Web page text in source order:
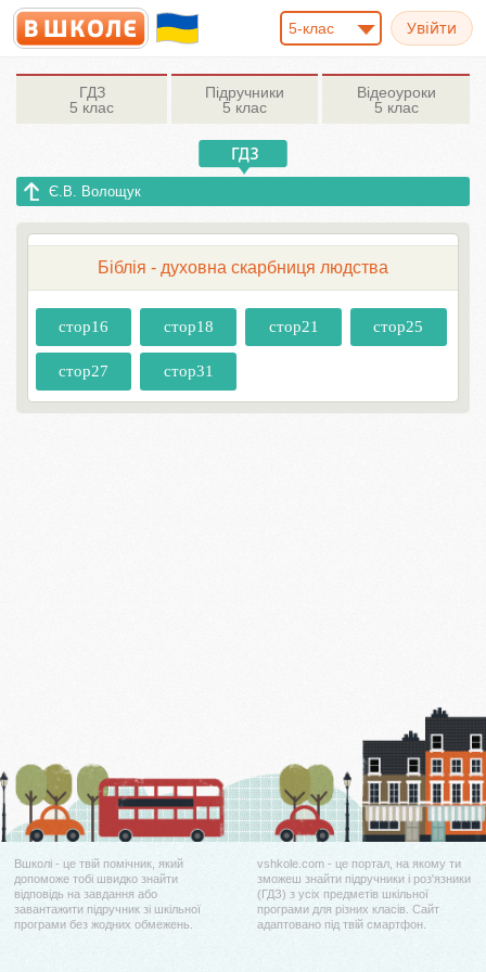
5-клас
ГДЗ
5 клас
Підручники
5 клас
Відеоуроки
5 клас
Є.В. Волощук
Біблія - духовна скарбниця людства
стор16 стор18 стор21 стор25
стор27 стор31
Вшколі - це твій помічник, який
допоможе тобі швидко знайти
відповідь на завдання або
завантажити підручник зі шкільної
програми без жодних обмежень.
vshkole.com - це портал, на якому ти
зможеш знайти підручники і роз'язники
(ГДЗ) з усіх предметів шкільної
програми для різних класів. Сайт
адаптовано під твій смартфон.